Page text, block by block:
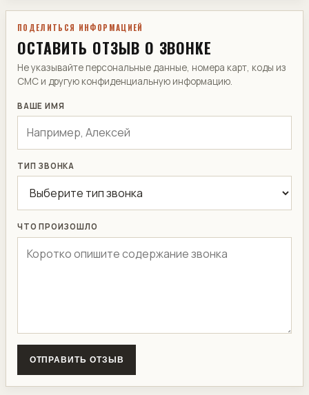
ПОДЕЛИТЬСЯ ИНФОРМАЦИЕЙ
ОСТАВИТЬ ОТЗЫВ О ЗВОНКЕ
Не указывайте персональные данные, номера карт, коды из
СМС и другую конфиденциальную информацию.
ВАШЕ ИМЯ
ТИП ЗВОНКА
ЧТО ПРОИЗОШЛО
ОТПРАВИТЬ ОТЗЫВ